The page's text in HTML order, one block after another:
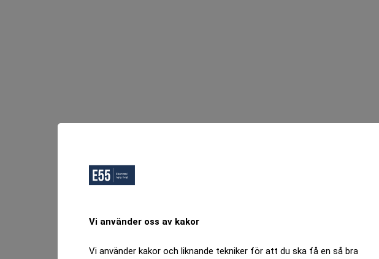
Vi använder oss av kakor
Vi använder kakor och liknande tekniker för att du ska få en så bra